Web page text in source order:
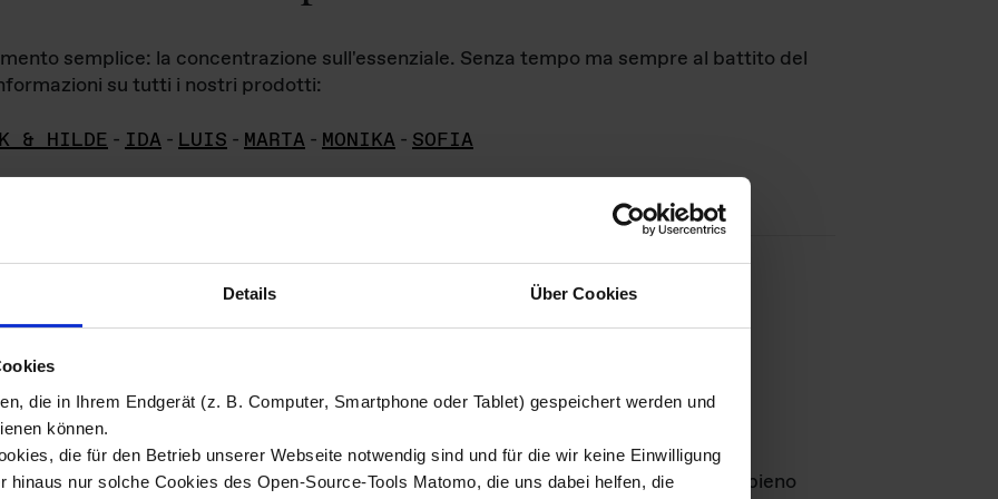
Details Über Cookies
die in Ihrem Endgerät (z. B. Computer, Smartphone oder Tablet) gespeichert werden und
können.
die für den Betrieb unserer Webseite notwendig sind und für die wir keine Einwilligung
hinaus nur solche Cookies des Open-Source-Tools Matomo, die uns dabei helfen, die
semplice: la concentrazione sull'essenziale. Senza tempo ma sempre al battito del
su tutti i nostri prodotti:
& HILDE - IDA - LUIS - MARTA - MONIKA - SOFIA
di immagini
materiale fotografico sono detenuti daDas ganze LebenGmbH e rimangono in pieno